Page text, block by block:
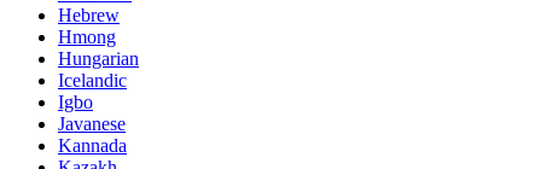
Hebrew
Hmong
Hungarian
Icelandic
Igbo
Javanese
Kannada